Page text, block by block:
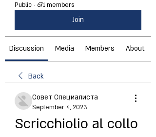
Public · 671 members
Join
Discussion Media Members About
Back
Совет Специалиста
September 4, 2023
Scricchiolio al collo